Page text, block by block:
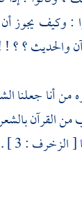
: وكيف يجوز
والحديث ؟ ؟
أنا جعلنا
القرآن
[ الزخرف : 3 ] . وقال